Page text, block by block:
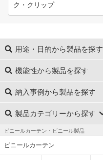
ク・クリップ
用途・目的から製品を探す
機能性から製品を探す
納入事例から製品を探す
製品カテゴリーから探す
ビニールカーテン・ビニール製品
ビニールカーテン